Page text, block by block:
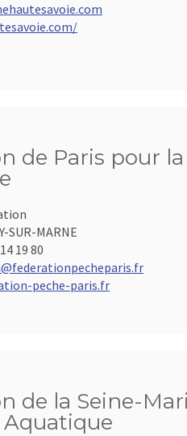
de Paris pour
SUR-MARNE
19 80
peche-paris.fr
de la Seine-